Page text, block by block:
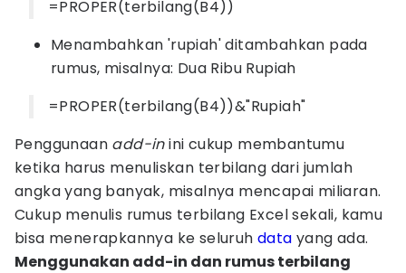
=PROPER(terbilang(B4))
Menambahkan 'rupiah' ditambahkan pada
rumus, misalnya: Dua Ribu Rupiah
=PROPER(terbilang(B4))&"Rupiah"
Penggunaan add-inini cukup membantumu
ketika harus menuliskan terbilang dari jumlah
angka yang banyak, misalnya mencapai miliaran.
Cukup menulis rumus terbilang Excel sekali, kamu
bisa menerapkannya ke seluruh data yang ada.
Menggunakan add-in dan rumus terbilang